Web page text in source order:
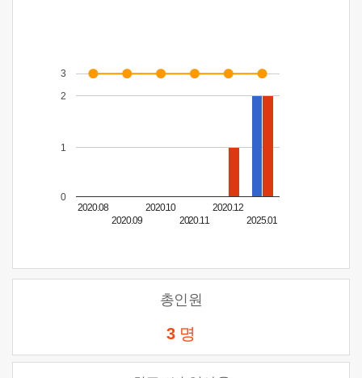
2020.08
2020.09
2020.10
2020.11
2020.12
2025.01
0
1
2
3
총인원
3 명